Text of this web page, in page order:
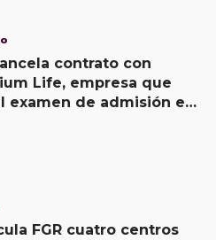
contrato con
Life, empresa que
examen de admisión en
FGR cuatro centros